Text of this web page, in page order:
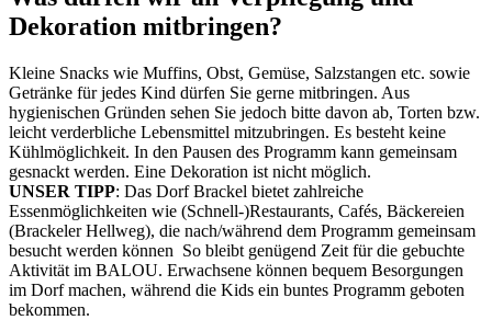
Dekoration mitbringen?
Kleine Snacks wie Muffins, Obst, Gemüse, Salzstangen etc. sowie
Getränke für jedes Kind dürfen Sie gerne mitbringen. Aus
hygienischen Gründen sehen Sie jedoch bitte davon ab, Torten bzw.
leicht verderbliche Lebensmittel mitzubringen. Es besteht keine
Kühlmöglichkeit. In den Pausen des Programm kann gemeinsam
gesnackt werden. Eine Dekoration ist nicht möglich.
UNSER TIPP: Das Dorf Brackel bietet zahlreiche
Essenmöglichkeiten wie (Schnell-)Restaurants, Cafés, Bäckereien
(Brackeler Hellweg), die nach/während dem Programm gemeinsam
besucht werden können So bleibt genügend Zeit für die gebuchte
Aktivität im BALOU. Erwachsene können bequem Besorgungen
im Dorf machen, während die Kids ein buntes Programm geboten
bekommen.